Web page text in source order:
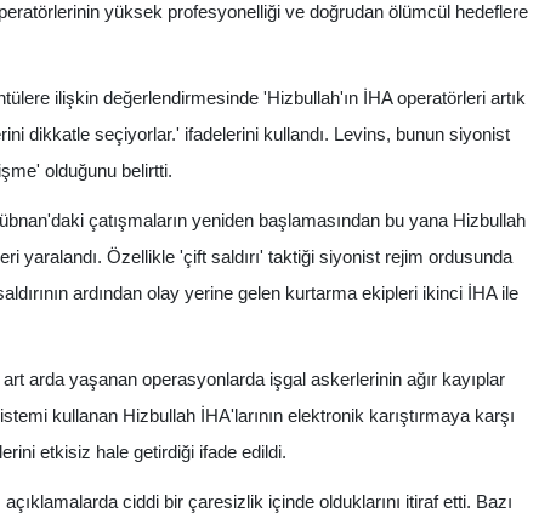
yüksek profesyonelliği ve doğrudan ölümcül hedeflere
ilişkin değerlendirmesinde 'Hizbullah'ın İHA operatörleri artık
dikkatle seçiyorlar.' ifadelerini kullandı. Levins, bunun siyonist
olduğunu belirtti.
çatışmaların yeniden başlamasından bu yana Hizbullah
yaralandı. Özellikle 'çift saldırı' taktiği siyonist rejim ordusunda
ardından olay yerine gelen kurtarma ekipleri ikinci İHA ile
arda yaşanan operasyonlarda işgal askerlerinin ağır kayıplar
kullanan Hizbullah İHA'larının elektronik karıştırmaya karşı
etkisiz hale getirdiği ifade edildi.
ciddi bir çaresizlik içinde olduklarını itiraf etti. Bazı